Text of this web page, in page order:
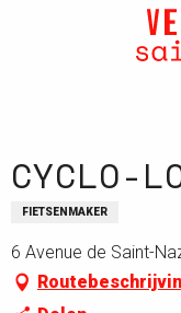
CYCLO-
FIETSENMAKER
6 Avenue de Saint-